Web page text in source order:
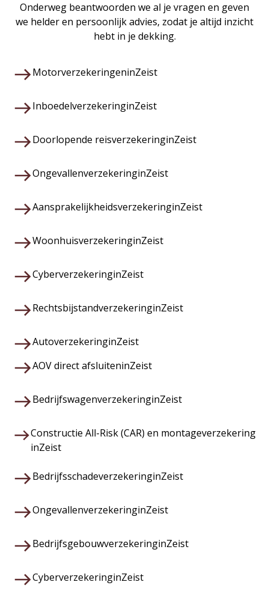
Onderweg beantwoorden we al je vragen en geven
we helder en persoonlijk advies, zodat je altijd inzicht
hebt in je dekking.
MotorverzekeringeninZeist
InboedelverzekeringinZeist
Doorlopende reisverzekeringinZeist
OngevallenverzekeringinZeist
AansprakelijkheidsverzekeringinZeist
WoonhuisverzekeringinZeist
CyberverzekeringinZeist
RechtsbijstandverzekeringinZeist
AutoverzekeringinZeist
AOV direct afsluiteninZeist
BedrijfswagenverzekeringinZeist
Constructie All-Risk (CAR) en montageverzekering
inZeist
BedrijfsschadeverzekeringinZeist
OngevallenverzekeringinZeist
BedrijfsgebouwverzekeringinZeist
CyberverzekeringinZeist